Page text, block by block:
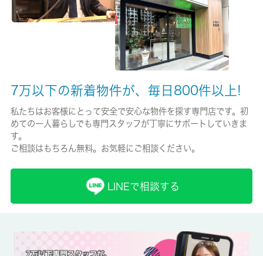
現状/入居可能日
保険加入/料金
有/20000円
保険名/保険期間
全管協少短/2年
7万以下の新着物件が、毎日800件以上!
私たちはお客様にとって安全で安心な物件を探す専門店です。初
めての一人暮らしでも専門スタッフが丁寧にサポートしていきま
す。
ご相談はもちろん無料。お気軽にご相談ください。
LINEで相談する